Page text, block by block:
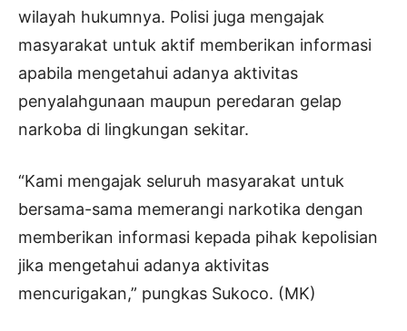
wilayah hukumnya. Polisi juga mengajak
masyarakat untuk aktif memberikan informasi
apabila mengetahui adanya aktivitas
penyalahgunaan maupun peredaran gelap
narkoba di lingkungan sekitar.
“Kami mengajak seluruh masyarakat untuk
bersama-sama memerangi narkotika dengan
memberikan informasi kepada pihak kepolisian
jika mengetahui adanya aktivitas
mencurigakan,” pungkas Sukoco. (MK)